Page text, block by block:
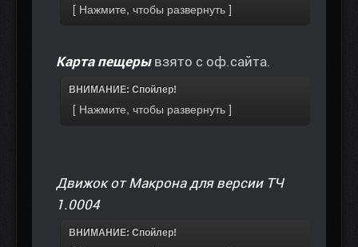
Карта пещеры взято с оф.сайта.
ВНИМАНИЕ: Спойлер!
Движок от Макрона для версии ТЧ
1.0004
ВНИМАНИЕ: Спойлер!